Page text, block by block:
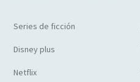
Series de ficción
Disney plus
Netflix